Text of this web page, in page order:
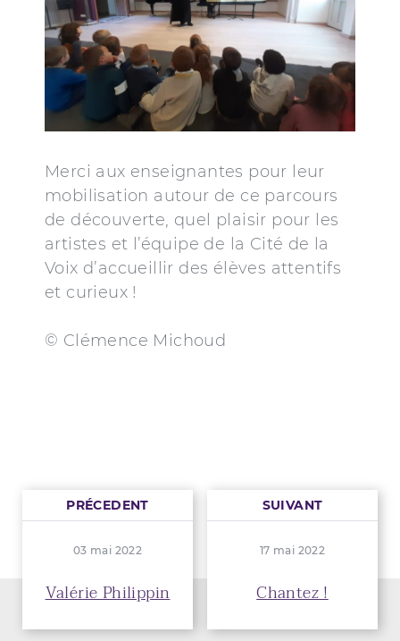
Merci aux enseignantes pour leur
mobilisation autour de ce parcours
de découverte, quel plaisir pour les
artistes et l’équipe de la Cité de la
Voix d’accueillir des élèves attentifs
et curieux !
© Clémence Michoud
PRÉCEDENT
03 mai 2022
Valérie Philippin
SUIVANT
17 mai 2022
Chantez !